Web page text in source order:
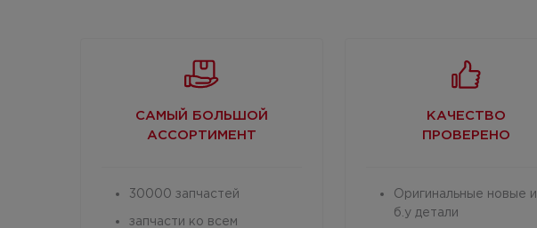
САМЫЙ БОЛЬШОЙ
АССОРТИМЕНТ
30000 запчастей
запчасти ко всем
КАЧЕСТВО
ПРОВЕРЕНО
Оригинальные новые и
б.у детали